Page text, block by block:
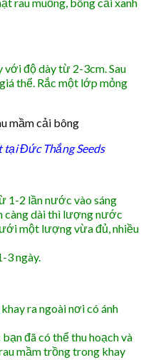
rau muống, bông cải xanh
với độ dày từ 2-3cm. Sau
thể. Rắc một lớp mỏng
Đức Thắng Seeds
1-2 lần nước vào sáng
càng dài thì lượng nước
một lượng vừa đủ, nhiều
3 ngày.
ra ngoài nơi có ánh
đã có thể thu hoạch và
mầm trồng trong khay